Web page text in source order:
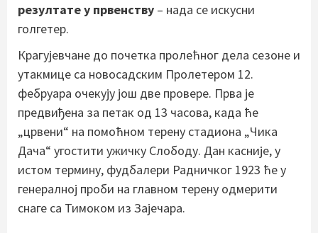
резултате у првенству – нада се искусни
голгетер.
Крагујевчане до почетка пролећног дела сезоне и
утакмице са новосадским Пролетером 12.
фебруара очекују још две провере. Прва је
предвиђена за петак од 13 часова, када ће
„црвени“ на помоћном терену стадиона „Чика
Дача“ угостити ужичку Слободу. Дан касније, у
истом термину, фудбалери Радничког 1923 ће у
генералној проби на главном терену одмерити
снаге са Тимоком из Зајечара.